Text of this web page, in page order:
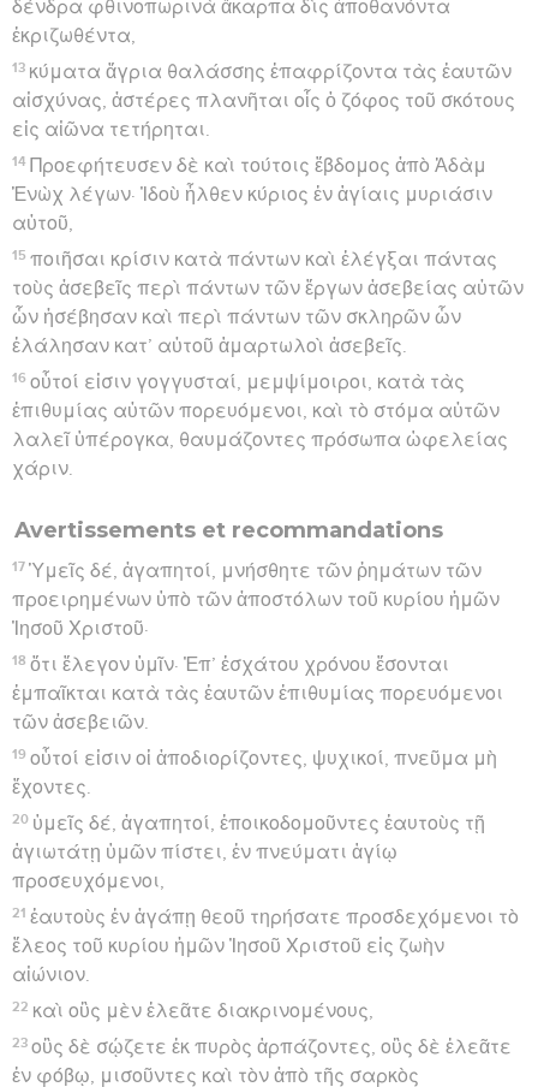
δένδρα φθινοπωρινὰ ἄκαρπα δὶς ἀποθανόντα
ἐκριζωθέντα,
13 κύματα ἄγρια θαλάσσης ἐπαφρίζοντα τὰς ἑαυτῶν
αἰσχύνας, ἀστέρες πλανῆται οἷς ὁ ζόφος τοῦ σκότους
εἰς αἰῶνα τετήρηται.
14 Προεφήτευσεν δὲ καὶ τούτοις ἕβδομος ἀπὸ Ἀδὰμ
Ἑνὼχ λέγων· Ἰδοὺ ἦλθεν κύριος ἐν ἁγίαις μυριάσιν
αὐτοῦ,
15 ποιῆσαι κρίσιν κατὰ πάντων καὶ ἐλέγξαι πάντας
τοὺς ἀσεβεῖς περὶ πάντων τῶν ἔργων ἀσεβείας αὐτῶν
ὧν ἠσέβησαν καὶ περὶ πάντων τῶν σκληρῶν ὧν
ἐλάλησαν κατ’ αὐτοῦ ἁμαρτωλοὶ ἀσεβεῖς.
16 οὗτοί εἰσιν γογγυσταί, μεμψίμοιροι, κατὰ τὰς
ἐπιθυμίας αὐτῶν πορευόμενοι, καὶ τὸ στόμα αὐτῶν
λαλεῖ ὑπέρογκα, θαυμάζοντες πρόσωπα ὠφελείας
χάριν.
Avertissements et recommandations
17 Ὑμεῖς δέ, ἀγαπητοί, μνήσθητε τῶν ῥημάτων τῶν
προειρημένων ὑπὸ τῶν ἀποστόλων τοῦ κυρίου ἡμῶν
Ἰησοῦ Χριστοῦ·
18 ὅτι ἔλεγον ὑμῖν· Ἐπ’ ἐσχάτου χρόνου ἔσονται
ἐμπαῖκται κατὰ τὰς ἑαυτῶν ἐπιθυμίας πορευόμενοι
τῶν ἀσεβειῶν.
19 οὗτοί εἰσιν οἱ ἀποδιορίζοντες, ψυχικοί, πνεῦμα μὴ
ἔχοντες.
20 ὑμεῖς δέ, ἀγαπητοί, ἐποικοδομοῦντες ἑαυτοὺς τῇ
ἁγιωτάτῃ ὑμῶν πίστει, ἐν πνεύματι ἁγίῳ
προσευχόμενοι,
21 ἑαυτοὺς ἐν ἀγάπῃ θεοῦ τηρήσατε προσδεχόμενοι τὸ
ἔλεος τοῦ κυρίου ἡμῶν Ἰησοῦ Χριστοῦ εἰς ζωὴν
αἰώνιον.
22 καὶ οὓς μὲν ἐλεᾶτε διακρινομένους,
23 οὓς δὲ σῴζετε ἐκ πυρὸς ἁρπάζοντες, οὓς δὲ ἐλεᾶτε
ἐν φόβῳ, μισοῦντες καὶ τὸν ἀπὸ τῆς σαρκὸς